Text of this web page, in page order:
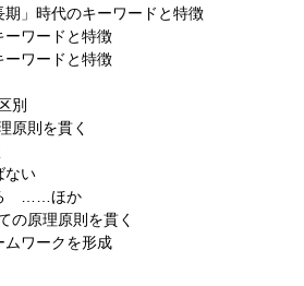
」時代のキーワードと特徴
ワードと特徴
ワードと特徴
別
則を貫く
い
……ほか
原理原則を貫く
ワークを形成